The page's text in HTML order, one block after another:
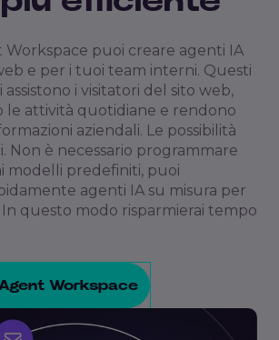
Workspace puoi creare agenti IA
e per i tuoi team interni. Questi
i visitatori del sito web,
le attività quotidiane e rendono
aziendali. Le possibilità
Non è necessario programmare
modelli predefiniti, puoi
agenti IA su misura per
In questo modo risparmierai tempo
Workspace